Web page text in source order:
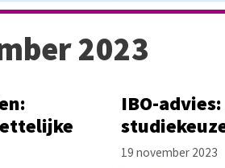
2023
IBO-
19 november 2023